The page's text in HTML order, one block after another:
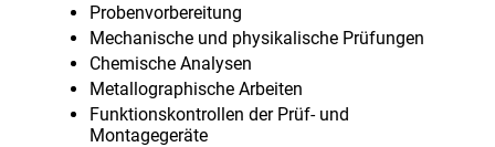
Probenvorbereitung
Mechanische und physikalische Prüfungen
Chemische Analysen
Metallographische Arbeiten
Funktionskontrollen der Prüf- und
Montagegeräte